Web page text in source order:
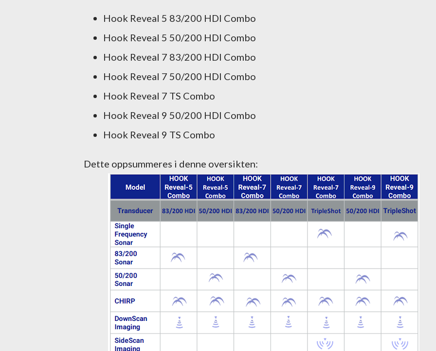
Hook Reveal 5 83/200 HDI Combo
Hook Reveal 5 50/200 HDI Combo
Hook Reveal 7 83/200 HDI Combo
Hook Reveal 7 50/200 HDI Combo
Hook Reveal 7 TS Combo
Hook Reveal 9 50/200 HDI Combo
Hook Reveal 9 TS Combo
Dette oppsummeres i denne oversikten: